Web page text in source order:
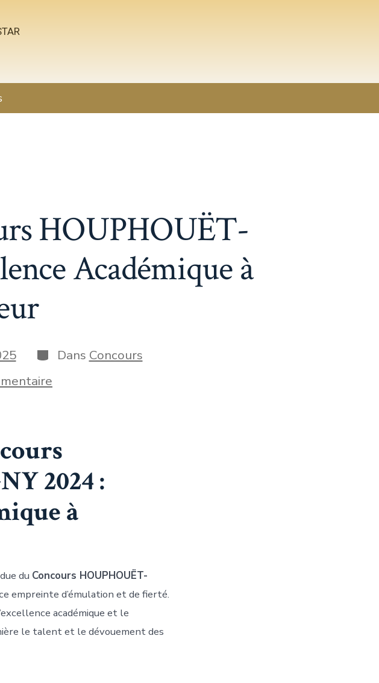
HOUPHOUËT-
Académique à
Dans Concours
2024 :
à
du Concours HOUPHOUËT-
empreinte d’émulation et de fierté.
académique et le
le talent et le dévouement des